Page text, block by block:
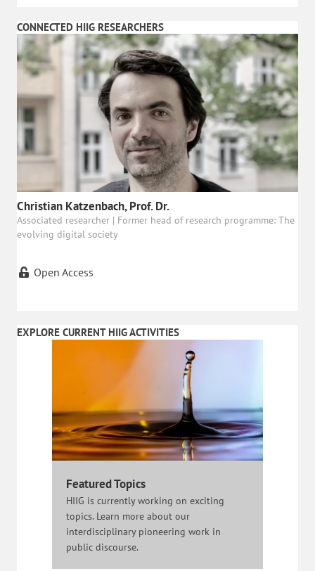
CONNECTED HIIG RESEARCHERS
Christian Katzenbach, Prof. Dr.
Associated researcher | Former head of research programme: The
evolving digital society
Open Access
EXPLORE CURRENT HIIG ACTIVITIES
Featured Topics
HIIG is currently working on exciting
topics. Learn more about our
interdisciplinary pioneering work in
public discourse.